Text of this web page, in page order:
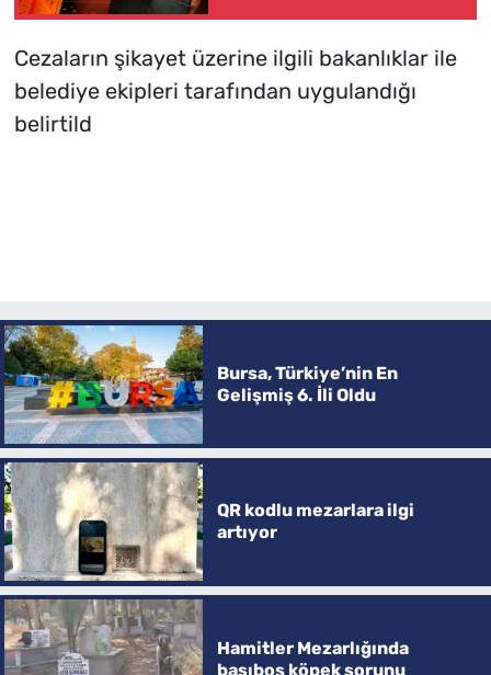
Cezaların şikayet üzerine ilgili bakanlıklar ile
belediye ekipleri tarafından uygulandığı
belirtild
Bursa, Türkiye’nin En
Gelişmiş 6. İli Oldu
QR kodlu mezarlara ilgi
artıyor
Hamitler Mezarlığında
başıboş köpek sorunu